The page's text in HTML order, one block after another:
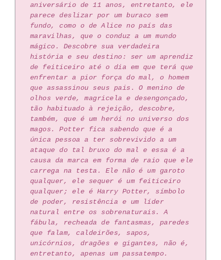
aniversário de 11 anos, entretanto, ele
parece deslizar por um buraco sem
fundo, como o de Alice no país das
maravilhas, que o conduz a um mundo
mágico. Descobre sua verdadeira
história e seu destino: ser um aprendiz
de feiticeiro até o dia em que terá que
enfrentar a pior força do mal, o homem
que assassinou seus pais. O menino de
olhos verde, magricela e desengonçado,
tão habituado à rejeição, descobre,
também, que é um herói no universo dos
magos. Potter fica sabendo que é a
única pessoa a ter sobrevivido a um
ataque do tal bruxo do mal e essa é a
causa da marca em forma de raio que ele
carrega na testa. Ele não é um garoto
qualquer, ele sequer é um feiticeiro
qualquer; ele é Harry Potter, símbolo
de poder, resistência e um líder
natural entre os sobrenaturais. A
fábula, recheada de fantasmas, paredes
que falam, caldeirões, sapos,
unicórnios, dragões e gigantes, não é,
entretanto, apenas um passatempo.